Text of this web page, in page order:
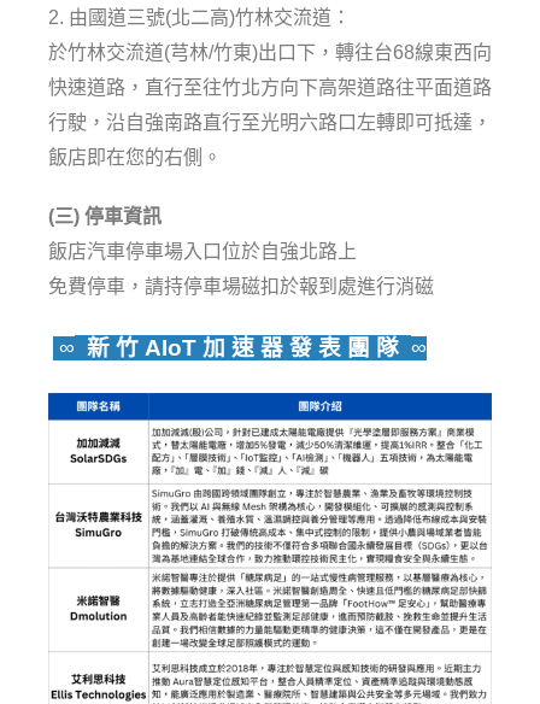
2. 由國道三號(北二高)竹林交流道：
於竹林交流道(芎林/竹東)出口下，轉往台68線東西向
快速道路，直行至往竹北方向下高架道路往平面道路
行駛，沿自強南路直行至光明六路口左轉即可抵達，
飯店即在您的右側。
(三) 停車資訊
飯店汽車停車場入口位於自強北路上
免費停車，請持停車場磁扣於報到處進行消磁
∞ 新 竹 AIoT 加 速 器 發 表 團 隊 ∞